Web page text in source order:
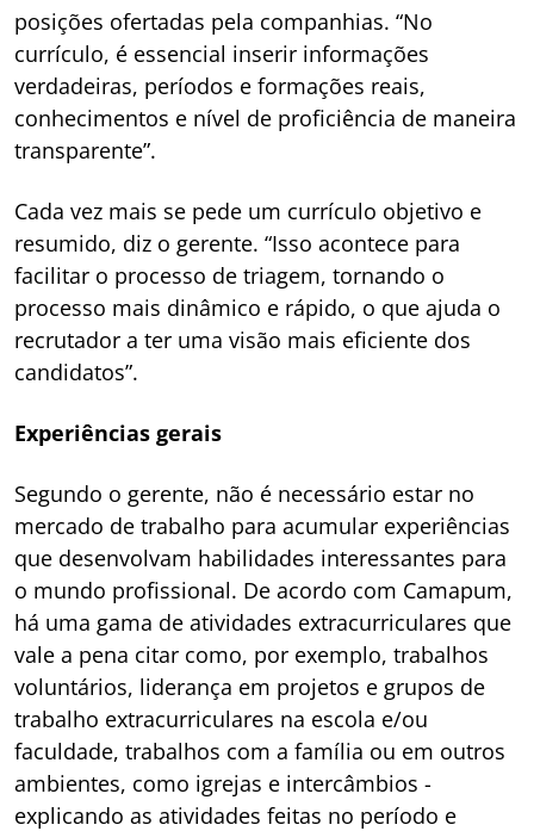
posições ofertadas pela companhias. “No
currículo, é essencial inserir informações
verdadeiras, períodos e formações reais,
conhecimentos e nível de proficiência de maneira
transparente”.
Cada vez mais se pede um currículo objetivo e
resumido, diz o gerente. “Isso acontece para
facilitar o processo de triagem, tornando o
processo mais dinâmico e rápido, o que ajuda o
recrutador a ter uma visão mais eficiente dos
candidatos”.
Experiências gerais
Segundo o gerente, não é necessário estar no
mercado de trabalho para acumular experiências
que desenvolvam habilidades interessantes para
o mundo profissional. De acordo com Camapum,
há uma gama de atividades extracurriculares que
vale a pena citar como, por exemplo, trabalhos
voluntários, liderança em projetos e grupos de
trabalho extracurriculares na escola e/ou
faculdade, trabalhos com a família ou em outros
ambientes, como igrejas e intercâmbios -
explicando as atividades feitas no período e